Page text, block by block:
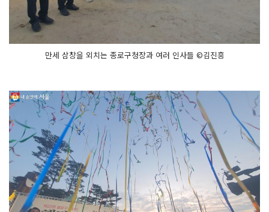
만세 삼창을 외치는 종로구청장과 여러 인사들 ©김진흥